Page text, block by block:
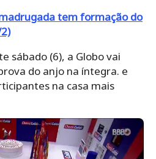
tem formação do
sábado (6), a Globo vai
do anjo na íntegra. e
na casa mais